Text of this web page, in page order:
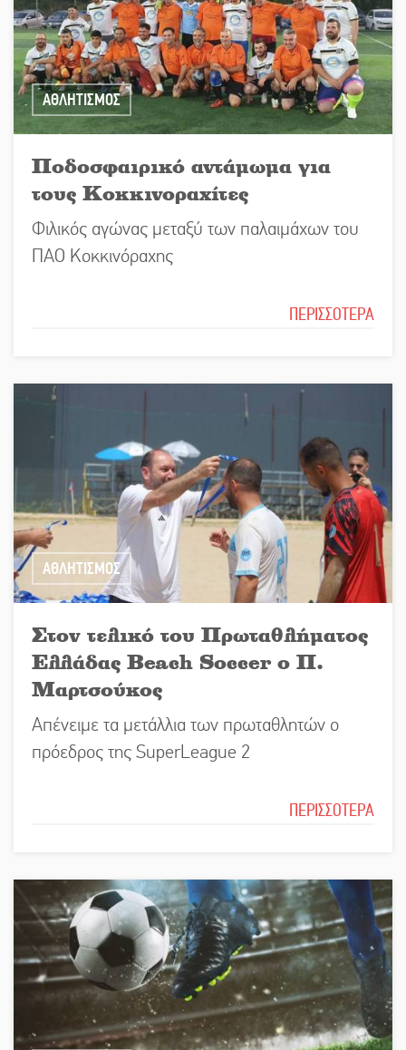
ΑΘΛΗΤΙΣΜΟΣ
Ποδοσφαιρικό αντάμωμα για
τους Κοκκινοραχίτες
Φιλικός αγώνας μεταξύ των παλαιμάχων του
ΠΑΟ Κοκκινόραχης
ΠΕΡΙΣΣΟΤΕΡΑ
ΑΘΛΗΤΙΣΜΟΣ
Στον τελικό του Πρωταθλήματος
Ελλάδας Beach Soccer ο Π.
Μαρτσούκος
Απένειμε τα μετάλλια των πρωταθλητών ο
πρόεδρος της SuperLeague 2
ΠΕΡΙΣΣΟΤΕΡΑ